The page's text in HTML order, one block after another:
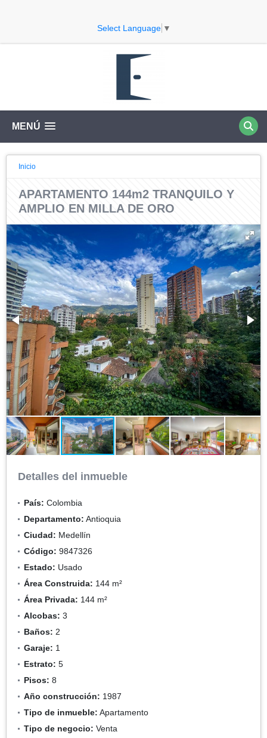
Select Language ▼
MENÚ
Inicio
APARTAMENTO 144m2 TRANQUILO Y
AMPLIO EN MILLA DE ORO
Detalles del inmueble
País: Colombia
Departamento: Antioquia
Ciudad: Medellín
Código: 9847326
Estado: Usado
Área Construida: 144 m²
Área Privada: 144 m²
Alcobas: 3
Baños: 2
Garaje: 1
Estrato: 5
Pisos: 8
Año construcción: 1987
Tipo de inmueble: Apartamento
Tipo de negocio: Venta